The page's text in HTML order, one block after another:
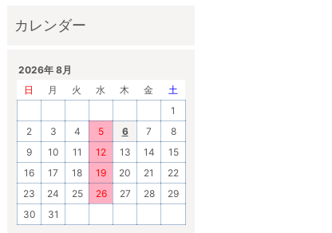
2026年 8月
日
月 火 水 木 金
土
1
2
3 4 5 6 7
8
9
10 11 12 13 14
15
16
17 18 19 20 21
22
23
24 25 26 27 28
29
30
31